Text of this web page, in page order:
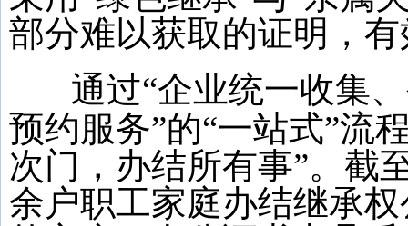
部分难以获取的证明，
通过“企业统一收集
预约服务”的“一站式”流
次门，办结所有事”。截
余户职工家庭办结继承